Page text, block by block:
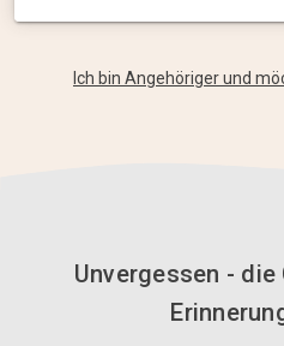
Ich bin Angehöriger und
Unvergessen -